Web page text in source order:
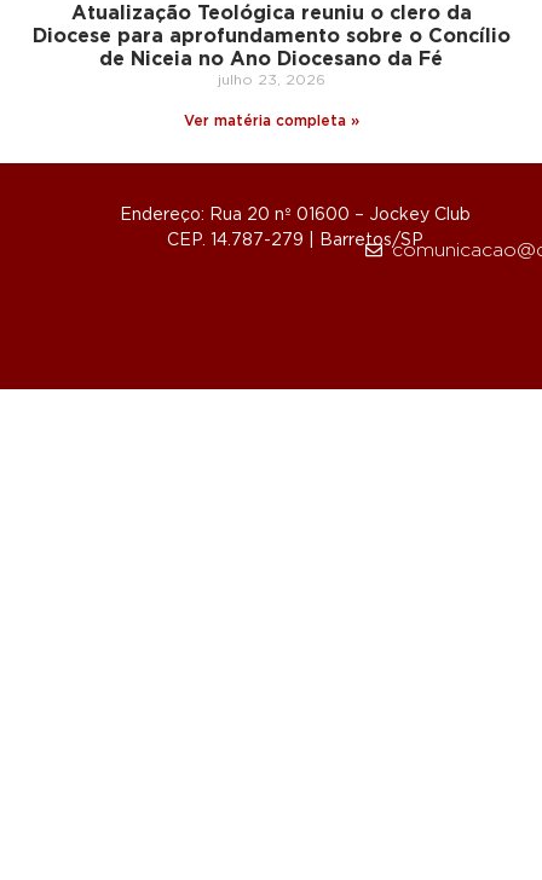
Atualização Teológica reuniu o clero da
Diocese para aprofundamento sobre o Concílio
de Niceia no Ano Diocesano da Fé
julho 23, 2026
Ver matéria completa »
Endereço: Rua 20 nº 01600 – Jockey Club
CEP. 14.787-279 | Barretos/SP